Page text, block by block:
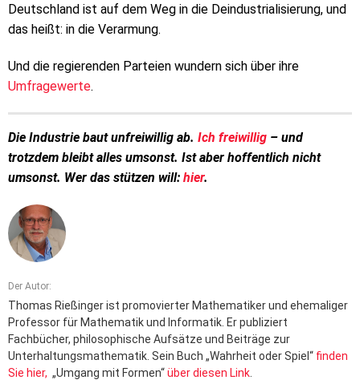
Deutschland ist auf dem Weg in die Deindustrialisierung, und
das heißt: in die Verarmung.
Und die regierenden Parteien wundern sich über ihre
Umfragewerte.
Die Industrie baut unfreiwillig ab. Ich freiwillig – und
trotzdem bleibt alles umsonst. Ist aber hoffentlich nicht
umsonst. Wer das stützen will: hier.
Der Autor:
Thomas Rießinger ist promovierter Mathematiker und ehemaliger
Professor für Mathematik und Informatik. Er publiziert
Fachbücher, philosophische Aufsätze und Beiträge zur
Unterhaltungsmathematik. Sein Buch „Wahrheit oder Spiel“ finden
Sie hier, „Umgang mit Formen“über diesen Link